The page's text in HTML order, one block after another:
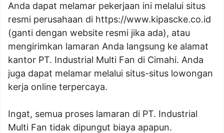
Anda dapat melamar pekerjaan ini melalui situs
resmi perusahaan di https://www.kipascke.co.id
(ganti dengan website resmi jika ada), atau
mengirimkan lamaran Anda langsung ke alamat
kantor PT. Industrial Multi Fan di Cimahi. Anda
juga dapat melamar melalui situs-situs lowongan
kerja online terpercaya.
Ingat, semua proses lamaran di PT. Industrial
Multi Fan tidak dipungut biaya apapun.